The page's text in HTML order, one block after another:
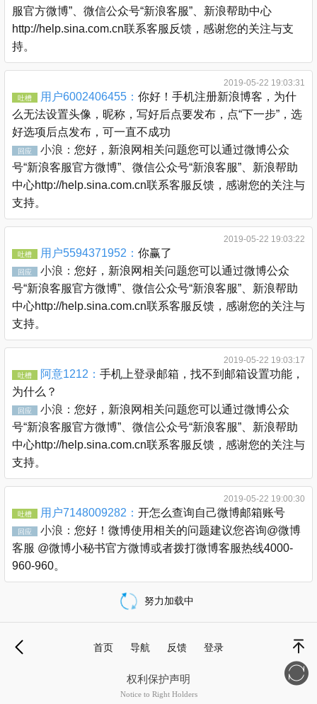
服官方微博”、微信公众号“新浪客服”、新浪帮助中心
http://help.sina.com.cn联系客服反馈，感谢您的关注与支
持。
2019-05-22 19:03:31
吐槽 用户6002406455： 你好！手机注册新浪博客，为什
么无法设置头像，昵称，写好后点要发布，点“下一步”，选
好选项后点发布，可一直不成功
回应 小浪： 您好，新浪网相关问题您可以通过微博公众
号“新浪客服官方微博”、微信公众号“新浪客服”、新浪帮助
中心http://help.sina.com.cn联系客服反馈，感谢您的关注与
支持。
2019-05-22 19:03:22
吐槽 用户5594371952： 你赢了
回应 小浪： 您好，新浪网相关问题您可以通过微博公众
号“新浪客服官方微博”、微信公众号“新浪客服”、新浪帮助
中心http://help.sina.com.cn联系客服反馈，感谢您的关注与
支持。
2019-05-22 19:03:17
吐槽 阿意1212： 手机上登录邮箱，找不到邮箱设置功能，
为什么？
回应 小浪： 您好，新浪网相关问题您可以通过微博公众
号“新浪客服官方微博”、微信公众号“新浪客服”、新浪帮助
中心http://help.sina.com.cn联系客服反馈，感谢您的关注与
支持。
2019-05-22 19:00:30
吐槽 用户7148009282： 开怎么查询自己微博邮箱账号
回应 小浪： 您好！微博使用相关的问题建议您咨询@微博
客服 @微博小秘书官方微博或者拨打微博客服热线4000-
960-960。
载
更
努力加载中
顶部
首页 导航 反馈 登录
权利保护声明
Notice to Right Holders